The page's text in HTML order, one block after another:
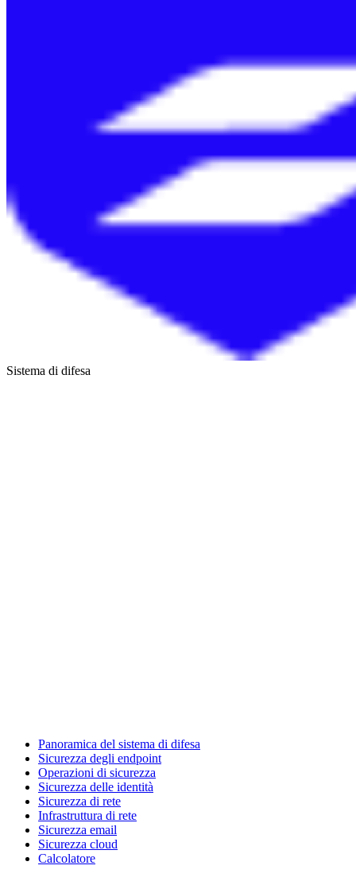
Sistema di difesa
Panoramica del sistema di difesa
Sicurezza degli endpoint
Operazioni di sicurezza
Sicurezza delle identità
Sicurezza di rete
Infrastruttura di rete
Sicurezza email
Sicurezza cloud
Calcolatore